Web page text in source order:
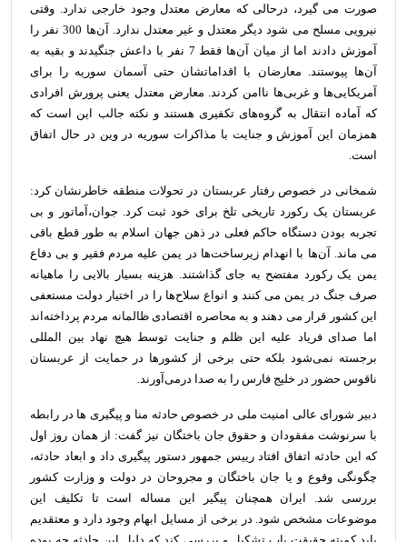
صورت می گیرد، درحالی که معارض معتدل وجود خارجی ندارد. وقتی
نیرویی مسلح می شود دیگر معتدل و غیر معتدل ندارد. آن‌ها 300 نفر را
آموزش دادند اما از میان آن‌ها فقط 7 نفر با داعش جنگیدند و بقیه به
آن‌ها پیوستند. معارضان با اقداماتشان حتی آسمان سوریه را برای
آمریکایی‌ها و غربی‌ها ناامن کردند. معارض معتدل یعنی پرورش افرادی
که آماده انتقال به گروه‌های تکفیری هستند و نکته جالب این است که
همزمان این آموزش و جنایت با مذاکرات سوریه در وین در حال اتفاق
است.
شمخانی در خصوص رفتار عربستان در تحولات منطقه خاطرنشان کرد:
عربستان یک رکورد تاریخی تلخ برای خود ثبت کرد. جوان،‌آماتور و بی
تجربه بودن دستگاه حاکم فعلی در ذهن جهان اسلام به طور قطع باقی
می ماند. آن‌ها با انهدام زیرساخت‌ها در یمن علیه مردم فقیر و بی دفاع
یمن یک رکورد مفتضح به جای گذاشتند. هزینه بسیار بالایی را ماهیانه
صرف جنگ در یمن می کنند و انواع سلاح‌ها را در اختیار دولت مستعفی
این کشور قرار می دهند و به محاصره اقتصادی ظالمانه مردم پرداخته‌اند
اما صدای فریاد علیه این ظلم و جنایت توسط هیچ نهاد بین المللی
برجسته نمی‌شود بلکه حتی برخی از کشورها در حمایت از عربستان
ناقوس حضور در خلیج فارس را به صدا درمی‌آورند.
دبیر شورای عالی امنیت ملی در خصوص حادثه منا و پیگیری ها در رابطه
با سرنوشت مفقودان و حقوق جان باختگان نیز گفت: از همان روز اول
که این حادثه اتفاق افتاد رییس جمهور دستور پیگیری داد و ابعاد حادثه،
چگونگی وقوع و یا جان باختگان و مجروحان در دولت و وزارت کشور
بررسی شد. ایران همچنان پیگیر این مساله است تا تکلیف این
موضوعات مشخص شود. در برخی از مسایل ابهام وجود دارد و معتقدیم